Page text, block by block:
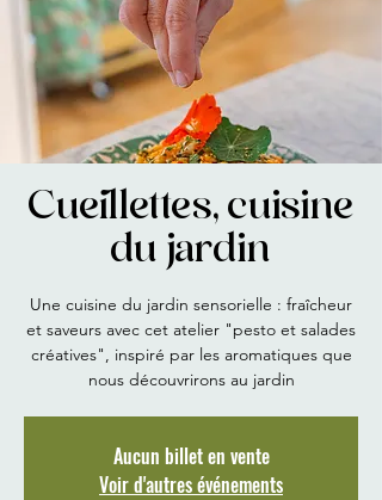
Cueillettes, cuisine
du jardin
Une cuisine du jardin sensorielle : fraîcheur
et saveurs avec cet atelier "pesto et salades
créatives", inspiré par les aromatiques que
nous découvrirons au jardin
Aucun billet en vente
Voir d'autres événements